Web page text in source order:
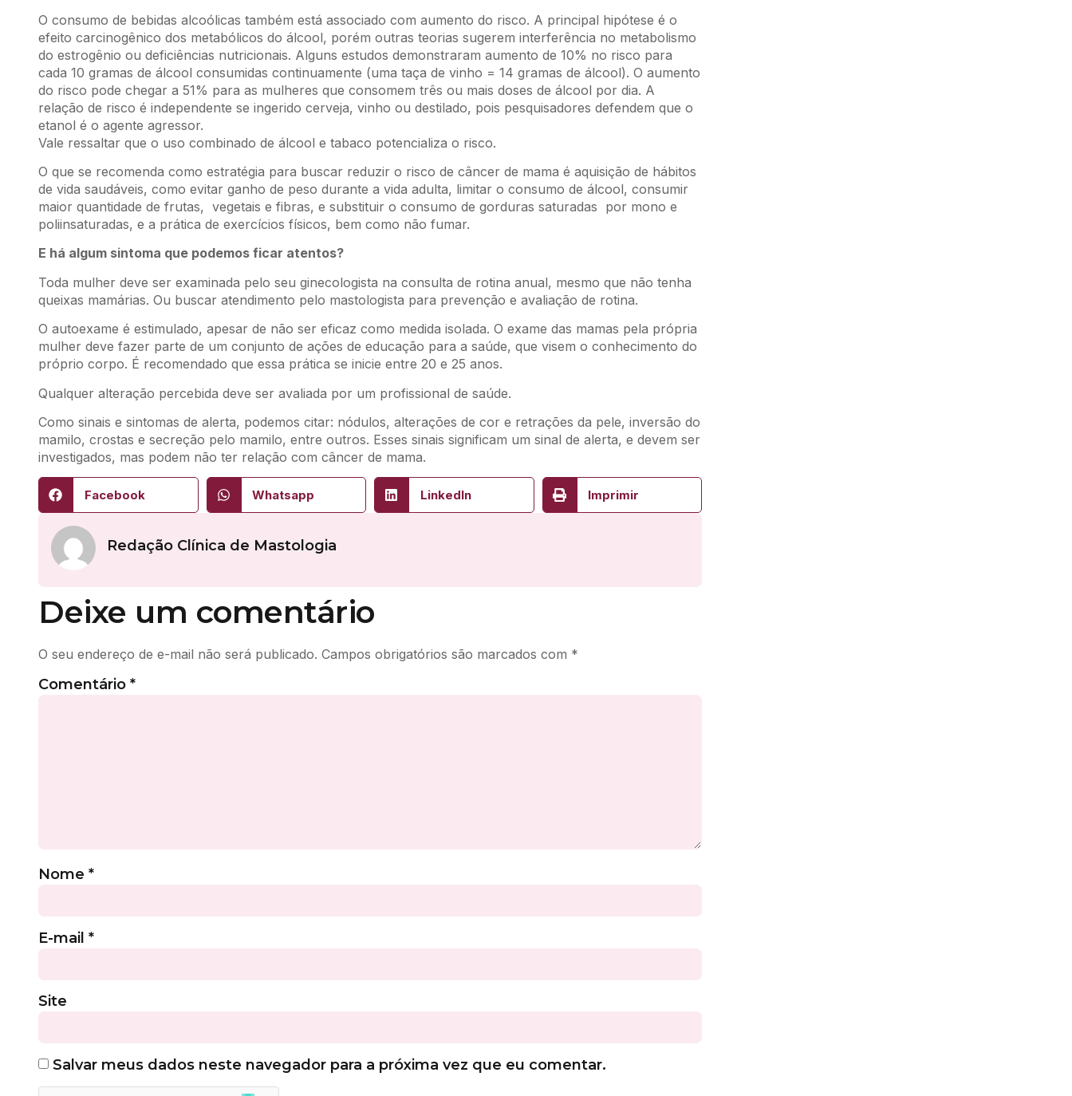
O consumo de bebidas alcoólicas também está associado com aumento do risco. A principal hipótese é o
efeito carcinogênico dos metabólicos do álcool, porém outras teorias sugerem interferência no metabolismo
do estrogênio ou deficiências nutricionais. Alguns estudos demonstraram aumento de 10% no risco para
cada 10 gramas de álcool consumidas continuamente (uma taça de vinho = 14 gramas de álcool). O aumento
do risco pode chegar a 51% para as mulheres que consomem três ou mais doses de álcool por dia. A
relação de risco é independente se ingerido cerveja, vinho ou destilado, pois pesquisadores defendem que o
etanol é o agente agressor.
Vale ressaltar que o uso combinado de álcool e tabaco potencializa o risco.
O que se recomenda como estratégia para buscar reduzir o risco de câncer de mama é aquisição de hábitos
de vida saudáveis, como evitar ganho de peso durante a vida adulta, limitar o consumo de álcool, consumir
maior quantidade de frutas, vegetais e fibras, e substituir o consumo de gorduras saturadas por mono e
poliinsaturadas, e a prática de exercícios físicos, bem como não fumar.
E há algum sintoma que podemos ficar atentos?
Toda mulher deve ser examinada pelo seu ginecologista na consulta de rotina anual, mesmo que não tenha
queixas mamárias. Ou buscar atendimento pelo mastologista para prevenção e avaliação de rotina.
O autoexame é estimulado, apesar de não ser eficaz como medida isolada. O exame das mamas pela própria
mulher deve fazer parte de um conjunto de ações de educação para a saúde, que visem o conhecimento do
próprio corpo. É recomendado que essa prática se inicie entre 20 e 25 anos.
Qualquer alteração percebida deve ser avaliada por um profissional de saúde.
Como sinais e sintomas de alerta, podemos citar: nódulos, alterações de cor e retrações da pele, inversão do
mamilo, crostas e secreção pelo mamilo, entre outros. Esses sinais significam um sinal de alerta, e devem ser
investigados, mas podem não ter relação com câncer de mama.
Facebook Whatsapp LinkedIn Imprimir
Redação Clínica de Mastologia
Deixe um comentário
O seu endereço de e-mail não será publicado. Campos obrigatórios são marcados com *
Comentário *
Nome *
E-mail *
Site
Salvar meus dados neste navegador para a próxima vez que eu comentar.